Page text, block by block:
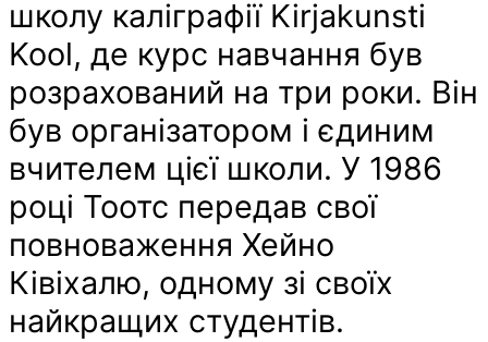
школу каліграфії Kirjakunsti
Kool, де курс навчання був
розрахований на три роки. Він
був організатором і єдиним
вчителем цієї школи. У 1986
році Тоотс передав свої
повноваження Хейно
Ківіхалю, одному зі своїх
найкращих студентів.